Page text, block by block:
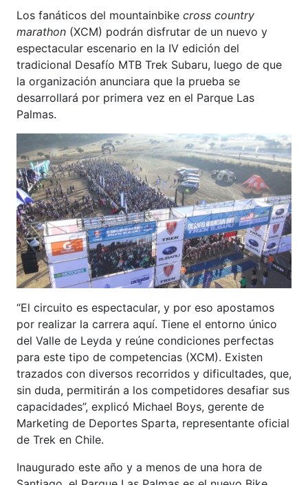
Los fanáticos del mountainbike cross country
marathon (XCM) podrán disfrutar de un nuevo y
espectacular escenario en la IV edición del
tradicional Desafío MTB Trek Subaru, luego de que
la organización anunciara que la prueba se
desarrollará por primera vez en el Parque Las
Palmas.
“El circuito es espectacular, y por eso apostamos
por realizar la carrera aquí. Tiene el entorno único
del Valle de Leyda y reúne condiciones perfectas
para este tipo de competencias (XCM). Existen
trazados con diversos recorridos y dificultades, que,
sin duda, permitirán a los competidores desafiar sus
capacidades”, explicó Michael Boys, gerente de
Marketing de Deportes Sparta, representante oficial
de Trek en Chile.
Inaugurado este año y a menos de una hora de